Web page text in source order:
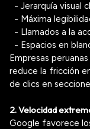
- Jerarquía visual
- Máxima
- Llamados a la
- Espacios en
Empresas
reduce la fricción
de clics en
2. Velocidad
Google favorece